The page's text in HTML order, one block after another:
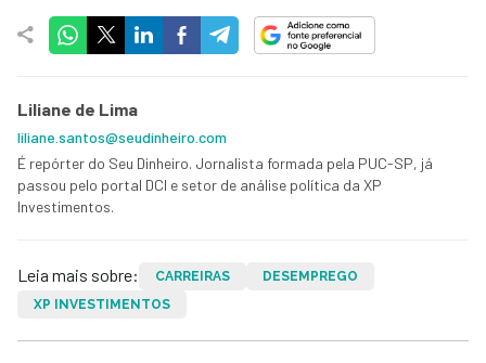
Liliane de Lima
liliane.santos@seudinheiro.com
É repórter do Seu Dinheiro. Jornalista formada pela PUC-SP, já
passou pelo portal DCI e setor de análise política da XP
Investimentos.
Leia mais sobre: CARREIRAS
DESEMPREGO
XP INVESTIMENTOS